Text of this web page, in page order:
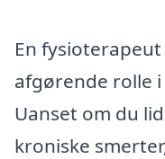
En
afgørende rolle
Uanset om du
kroniske